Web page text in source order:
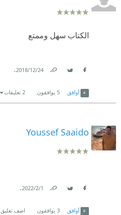
الكتاب سهل وممتع
24‏/12‏/2018
.
أوافق 5 يوافقون 2 تعليقات
Youssef Saaido
1‏/2‏/2022
.
أوافق 3 يوافقون اضف تعليق